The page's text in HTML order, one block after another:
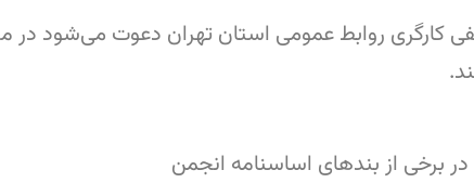
برخی از بندهای اساسنامه انجمن